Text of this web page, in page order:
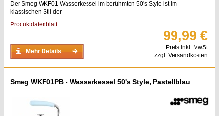
Der Smeg WKF01 Wasserkessel im berühmten 50's Style ist im
klassischen Stil der
Produktdatenblatt
Mehr Details
99,99 €
Preis inkl. MwSt
zzgl. Versandkosten
Smeg WKF01PB - Wasserkessel 50's Style, Pastellblau